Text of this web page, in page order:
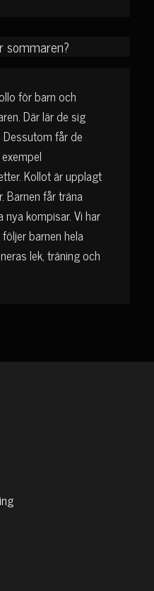
sommaren?
för barn och
Där lär de sig
får de
Kollot är upplagt
Barnen får träna
kompisar. Vi har
barnen hela
lek, träning och